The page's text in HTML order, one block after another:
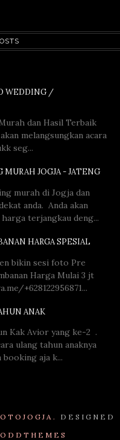
WEDDING /
dan Hasil Terbaik
melangsungkan acara
seg...
MURAH JOGJA - JATENG
murah di Jogja dan
anda. Anda akan
terjangkau deng...
HARGA SPESIAL
bikin sesi foto Pre
Harga Mulai 3 jt
+628122956871...
ANAK
Kak Avior yang ke-2 .
ulang tahun anaknya
booking aja k...
DESIGNED
ODDTHEMES